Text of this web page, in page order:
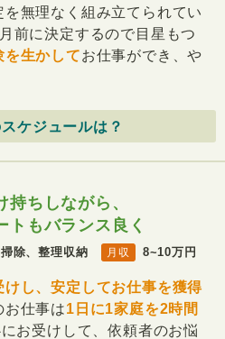
無理なく組み立てられてい
前に決定するので目星もつ
を生かしてお仕事ができ、や
ケジュールは？
持ちしながら、
トもバランス良く
掃除、整理収納 月収 8~10万円
けし、安定してお仕事を獲得
お仕事は1日に1家庭を2時間
お受けして、依頼者のお悩